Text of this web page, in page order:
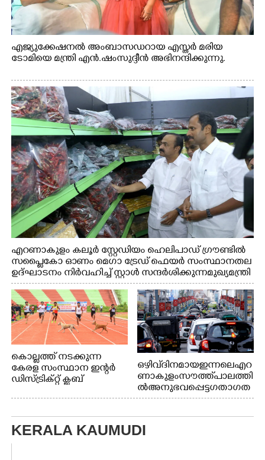
എജ്യുക്കേഷനൽ അംബാസഡറായ എസ്തർ മരിയ
ടോമിയെ മന്ത്രി എൻ.ഷംസുദ്ദീൻ അഭിനന്ദിക്കുന്നു.
എറണാകുളം കലൂർ സ്റ്റേഡിയം ഹെലിപാഡ് ഗ്രൗണ്ടിൽ
സപ്ളൈകോ ഓണം മെഗാ ട്രേഡ് ഫെയർ സംസ്ഥാനതല
ഉദ്ഘാടനം നിർവഹിച്ച് സ്റ്റാൾ സന്ദർശിക്കുന്ന മുഖ്യമന്ത്രി
വി.ഡി. സതീശൻ. മന്ത്രി അനൂപ് ജേക്കബ് സമീപം
കൊല്ലത്ത് നടക്കുന്ന
കേരള സംസ്ഥാന ഇന്റർ
ഡിസ്ട്രിക്റ്റ് ക്ലബ്
20 ആൺകുട്ടികളുടെ 200
മീറ്റർ ഓട്ടം ഫൈനൽ
മത്സരത്തിനിടെ സിന്തറ്റിക്
ഒഴിവ് ദിനമായ ഇന്നലെ എറ
ണാകുളം സൗത്ത് പാലത്തി
ൽ അനുഭവപ്പെട്ട ഗതാഗത
ക്കുരുക്ക്
KERALA KAUMUDI